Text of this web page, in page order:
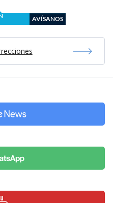
AVÍSANOS